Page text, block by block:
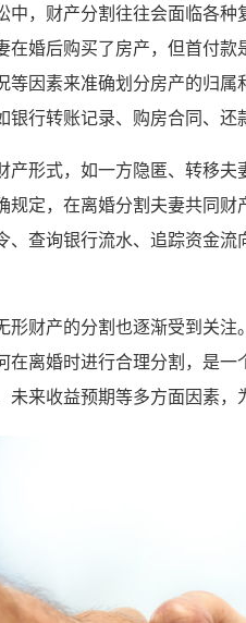
，财产分割往往会面临各种
在婚后购买了房产，但首付
等因素来准确划分房产的归
行转账记录、购房合同、还
形式，如一方隐匿、转移夫
规定，在离婚分割夫妻共同
、查询银行流水、追踪资金
财产的分割也逐渐受到关注
在离婚时进行合理分割，是
来收益预期等多方面因素，